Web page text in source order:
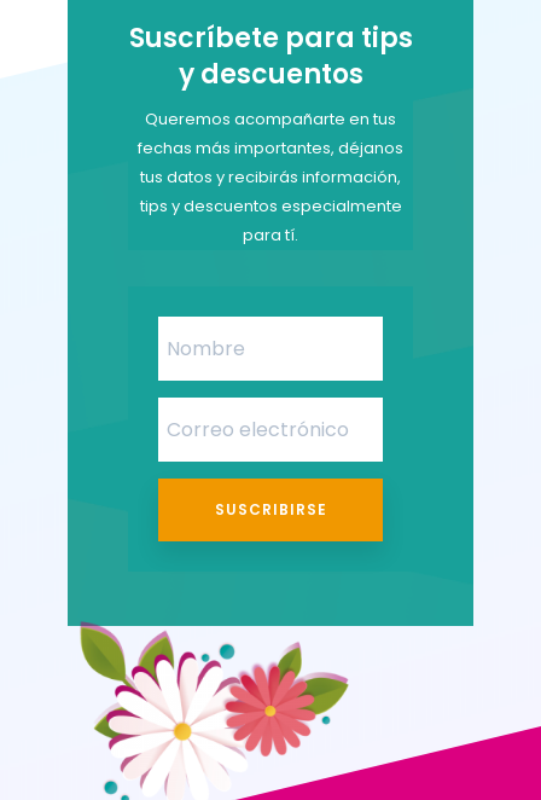
Suscríbete para tips
y descuentos
Queremos acompañarte en tus
fechas más importantes, déjanos
tus datos y recibirás información,
tips y descuentos especialmente
para tí.
SUSCRIBIRSE